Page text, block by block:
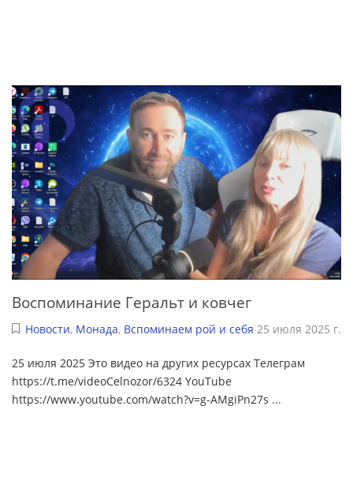
Воспоминание Геральт и ковчег
Новости, Монада, Вспоминаем рой и себя 25 июля 2025 г.
25 июля 2025 Это видео на других ресурсах Телеграм
https://t.me/videoCelnozor/6324 YouTube
https://www.youtube.com/watch?v=g-AMgiPn27s ...